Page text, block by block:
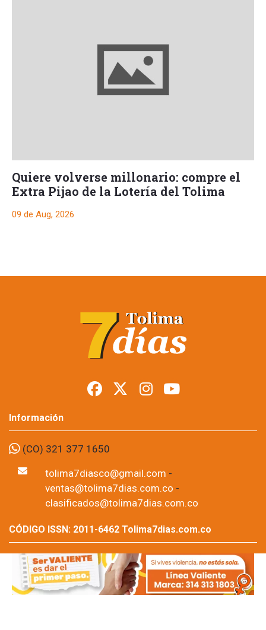
Quiere volverse millonario: compre el
Extra Pijao de la Lotería del Tolima
09 de Aug, 2026
millonario: compre el
Extra Pijao de la
Lotería del Tolima
Video: Nancy Cristancho, Gerente de la Lotería del Tolima.
tolima7dias.com.co